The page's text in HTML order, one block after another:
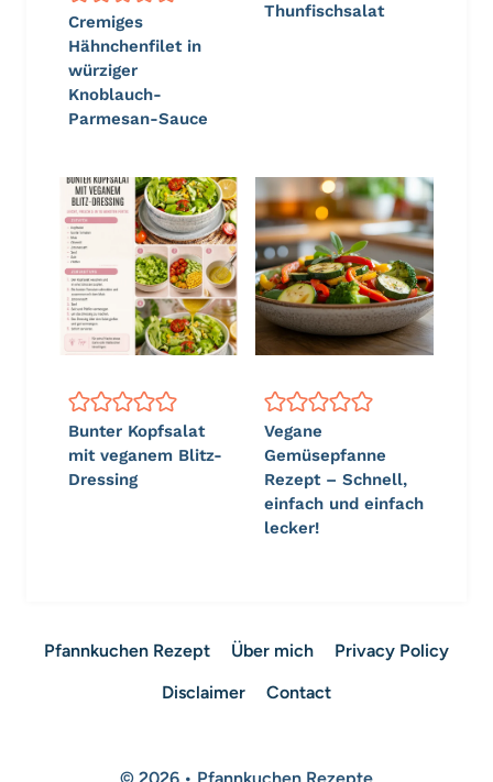
Cremiges
Hähnchenfilet in
würziger
Knoblauch-
Parmesan-Sauce
Thunfischsalat
Bunter Kopfsalat
mit veganem Blitz-
Dressing
Vegane
Gemüsepfanne
Rezept – Schnell,
einfach und einfach
lecker!
Pfannkuchen Rezept Über mich
Privacy Policy
Disclaimer
Contact